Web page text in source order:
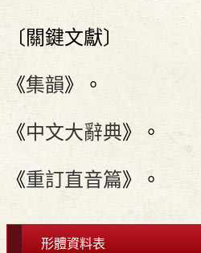
〔關鍵文獻〕
《集韻》。
《中文大辭典》。
《重訂直音篇》。
形體資料表